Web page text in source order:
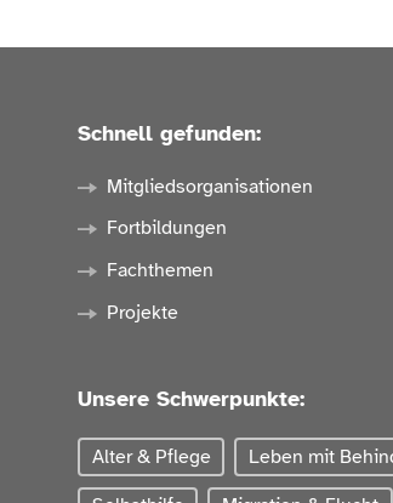
Schnell gefunden:
Mitgliedsorganisationen
Fortbildungen
Fachthemen
Projekte
Unsere Schwerpunkte:
Alter & Pflege Leben mit